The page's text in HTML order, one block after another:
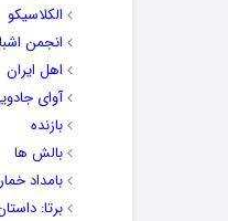
الکلاسیکو
انجمن
اهل ایران
آوای
بازنده
بالش ها
بامداد خمار
برتا: